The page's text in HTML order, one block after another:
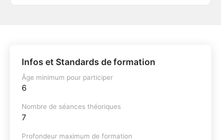
Infos et Standards de formation
Âge minimum pour participer
6
Nombre de séances théoriques
7
Profondeur maximum de formation